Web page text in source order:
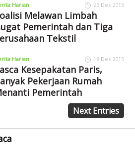
Harian 23 Des 2015
Melawan Limbah
Pemerintah dan Tiga
Tekstil
Harian 18 Des 2015
Kesepakatan Paris,
Pekerjaan Rumah
Pemerintah
Next Entries